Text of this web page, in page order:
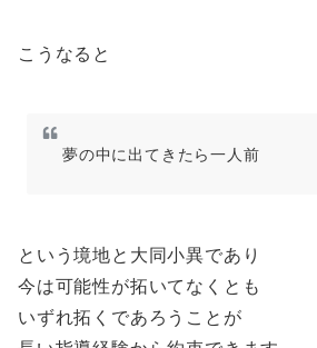
こうなると
夢の中に出てきたら一人前
という境地と大同小異であり
今は可能性が拓いてなくとも
いずれ拓くであろうことが